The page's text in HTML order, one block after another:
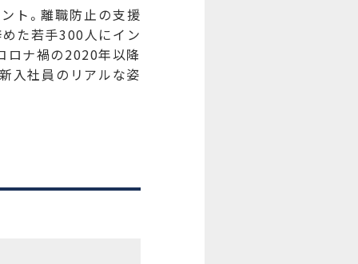
ト。離職防止の支援
た若手300人にイン
ロナ禍の2020年以降
入社員のリアルな姿